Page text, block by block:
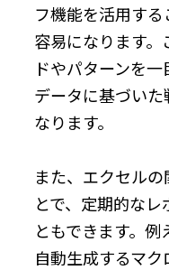
フ機能を活用す
容易になります
ドやパターンを一
データに基づい
なります。
また、エクセル
とで、定期的な
ともできます。
自動生成するマ